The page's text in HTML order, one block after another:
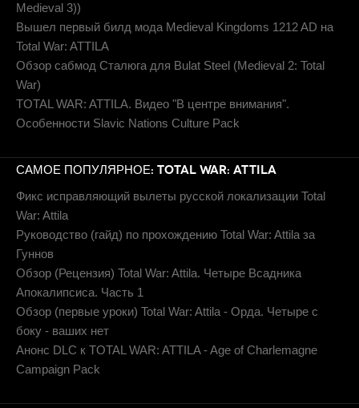
Medieval 3))
Вышел первый билд мода Medieval Kingdoms 1212 AD на
Total War: ATTILA
Обзор сабмод Сталюга для Bulat Steel (Medieval 2: Total
War)
TOTAL WAR: ATTILA. Видео "В центре внимания".
Особенности Slavic Nations Culture Pack
САМОЕ ПОПУЛЯРНОЕ: TOTAL WAR: ATTILA
Фикс исправляющий вылеты русской локализации Total
War: Attila
Руководство (гайд) по прохождению Total War: Attila за
Гуннов
Обзор (Рецензия) Total War: Attila. Четыре Всадника
Апокалипсиса. Часть 1
Обзор (первые уроки) Total War: Attila - Орда. Четыре с
боку - ваших нет
Анонс DLC к TOTAL WAR: ATTILA - Age of Charlemagne
Campaign Pack